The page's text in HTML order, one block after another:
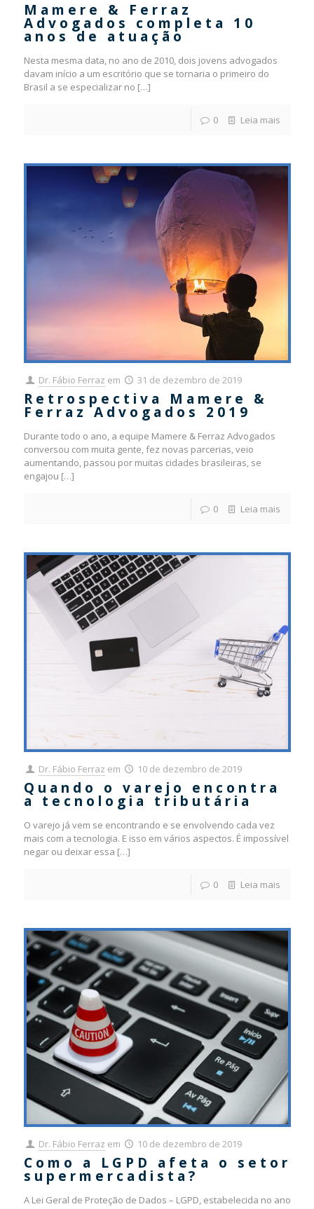
Mamere & Ferraz
Advogados completa 10
anos de atuação
Nesta mesma data, no ano de 2010, dois jovens advogados
davam início a um escritório que se tornaria o primeiro do
Brasil a se especializar no […]
0 Leia mais
Dr. Fábio Ferraz em 31 de dezembro de 2019
Retrospectiva Mamere &
Ferraz Advogados 2019
Durante todo o ano, a equipe Mamere & Ferraz Advogados
conversou com muita gente, fez novas parcerias, veio
aumentando, passou por muitas cidades brasileiras, se
engajou […]
0 Leia mais
Dr. Fábio Ferraz em 10 de dezembro de 2019
Quando o varejo encontra
a tecnologia tributária
O varejo já vem se encontrando e se envolvendo cada vez
mais com a tecnologia. E isso em vários aspectos. É impossível
negar ou deixar essa […]
0 Leia mais
Dr. Fábio Ferraz em 10 de dezembro de 2019
Como a LGPD afeta o setor
supermercadista?
A Lei Geral de Proteção de Dados – LGPD, estabelecida no ano